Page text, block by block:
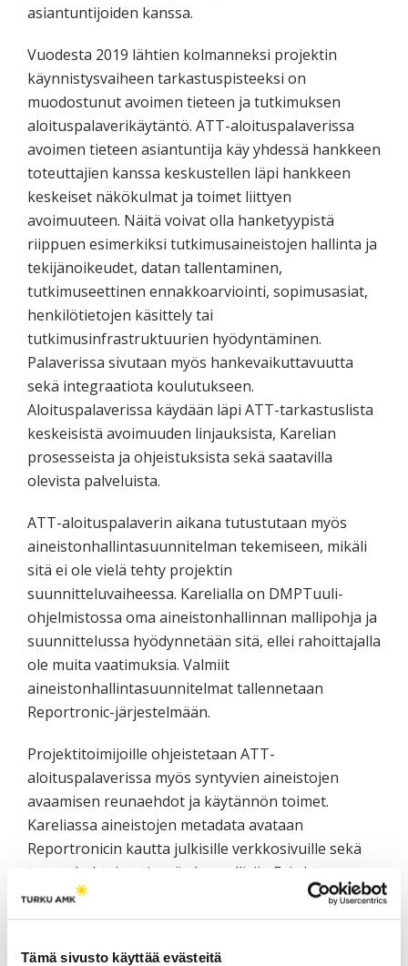
Tämä sivusto käyttää evästeitä
asiantuntijoiden kanssa.
Vuodesta 2019 lähtien kolmanneksi projektin
käynnistysvaiheen tarkastuspisteeksi on
muodostunut avoimen tieteen ja tutkimuksen
aloituspalaverikäytäntö. ATT-aloituspalaverissa
avoimen tieteen asiantuntija käy yhdessä hankkeen
toteuttajien kanssa keskustellen läpi hankkeen
keskeiset näkökulmat ja toimet liittyen
avoimuuteen. Näitä voivat olla hanketyypistä
riippuen esimerkiksi tutkimusaineistojen hallinta ja
tekijänoikeudet, datan tallentaminen,
tutkimuseettinen ennakkoarviointi, sopimusasiat,
henkilötietojen käsittely tai
tutkimusinfrastruktuurien hyödyntäminen.
Palaverissa sivutaan myös hankevaikuttavuutta
sekä integraatiota koulutukseen.
Aloituspalaverissa käydään läpi ATT-tarkastuslista
keskeisistä avoimuuden linjauksista, Karelian
prosesseista ja ohjeistuksista sekä saatavilla
olevista palveluista.
ATT-aloituspalaverin aikana tutustutaan myös
aineistonhallintasuunnitelman tekemiseen, mikäli
sitä ei ole vielä tehty projektin
suunnitteluvaiheessa. Karelialla on DMPTuuli-
ohjelmistossa oma aineistonhallinnan mallipohja ja
suunnittelussa hyödynnetään sitä, ellei rahoittajalla
ole muita vaatimuksia. Valmiit
aineistonhallintasuunnitelmat tallennetaan
Reportronic-järjestelmään.
Projektitoimijoille ohjeistetaan ATT-
aloituspalaverissa myös syntyvien aineistojen
avaamisen reunaehdot ja käytännön toimet.
Kareliassa aineistojen metadata avataan
Reportronicin kautta julkisille verkkosivuille sekä
tapauskohtaisesti myös kansallisiin Fairdata-
palveluihin. Esimerkkejä Karelian projekteissa
tuotetuista ja avatuista tutkimusaineistoista ovat